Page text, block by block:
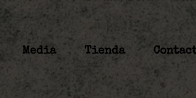
Media Tienda